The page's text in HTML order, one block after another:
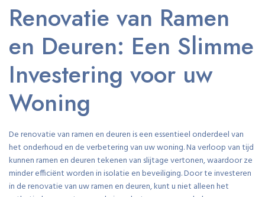
Renovatie van Ramen
en Deuren: Een Slimme
Investering voor uw
Woning
De renovatie van ramen en deuren is een essentieel onderdeel van
het onderhoud en de verbetering van uw woning. Na verloop van tijd
kunnen ramen en deuren tekenen van slijtage vertonen, waardoor ze
minder efficiënt worden in isolatie en beveiliging. Door te investeren
in de renovatie van uw ramen en deuren, kunt u niet alleen het